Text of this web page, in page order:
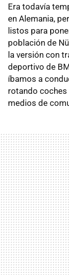
Era todavía
en Alemania,
listos para
población de
la versión con
deportivo de
íbamos a
rotando
medios de